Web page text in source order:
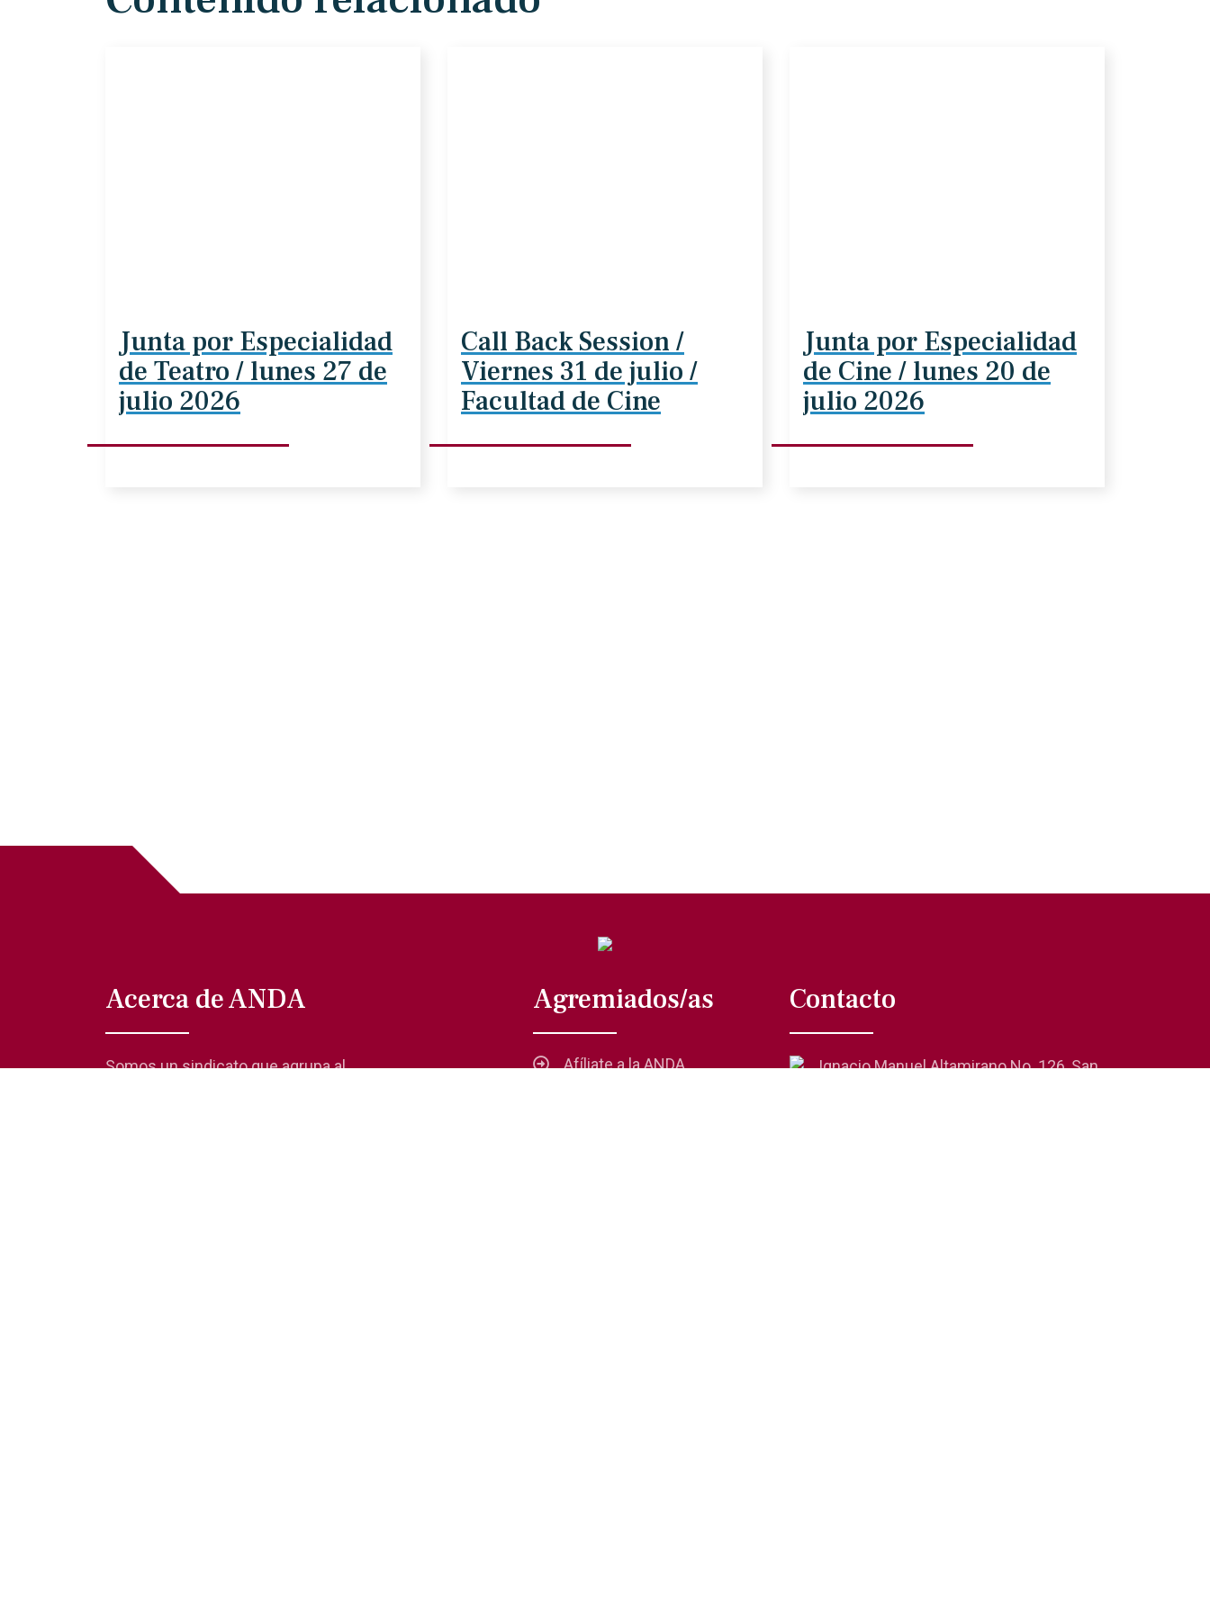
Junta por Especialidad
de Teatro / lunes 27 de
julio 2026
Call Back Session /
Viernes 31 de julio /
Facultad de Cine
Junta por Especialidad
de Cine / lunes 20 de
julio 2026
Acerca de ANDA
Somos un sindicato que agrupa al
Agremiados/as
Afíliate a la ANDA
Contacto
Ignacio Manuel Altamirano No. 126, San